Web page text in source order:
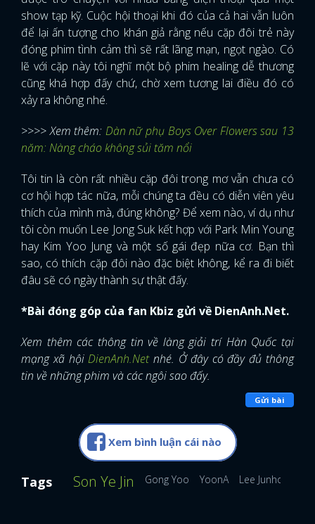
FACEBOOK GOOGLE
show tạp kỹ. Cuộc hội thoại khi đó của cả hai vẫn luôn
để lại ấn tượng cho khán giả rằng nếu cặp đôi trẻ này
đóng phim tình cảm thì sẽ rất lãng mạn, ngọt ngào. Có
lẽ với cặp này tôi nghĩ một bộ phim healing dễ thương
cũng khá hợp đấy chứ, chờ xem tương lai điều đó có
xảy ra không nhé.
>>>> Xem thêm: Dàn nữ phụ Boys Over Flowers sau 13
năm: Nàng cháo không sủi tăm nổi
Tôi tin là còn rất nhiều cặp đôi trong mơ vẫn chưa có
cơ hội hợp tác nữa, mỗi chúng ta đều có diễn viên yêu
thích của mình mà, đúng không? Để xem nào, ví dụ như
tôi còn muốn Lee Jong Suk kết hợp với Park Min Young
hay Kim Yoo Jung và một số gái đẹp nữa cơ. Bạn thì
sao, có thích cặp đôi nào đặc biệt không, kể ra đi biết
đâu sẽ có ngày thành sự thật đấy.
*Bài đóng góp của fan Kbiz gửi về DienAnh.Net.
Xem thêm các thông tin về làng giải trí Hàn Quốc tại
mạng xã hộiDienAnh.Netnhé. Ở đây có đầy đủ thông
tin về những phim và các ngôi sao đấy.
Gửi bài
Xem bình luận cái nào
Tags Son Ye Jin Gong Yoo YoonA Lee Junho